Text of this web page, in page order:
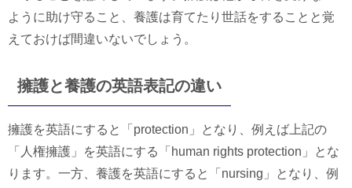
ように助け守ること、養護は育てたり世話をすることと覚
えておけば間違いないでしょう。
擁護と養護の英語表記の違い
擁護を英語にすると「protection」となり、例えば上記の
「人権擁護」を英語にする「human rights protection」とな
ります。一方、養護を英語にすると「nursing」となり、例